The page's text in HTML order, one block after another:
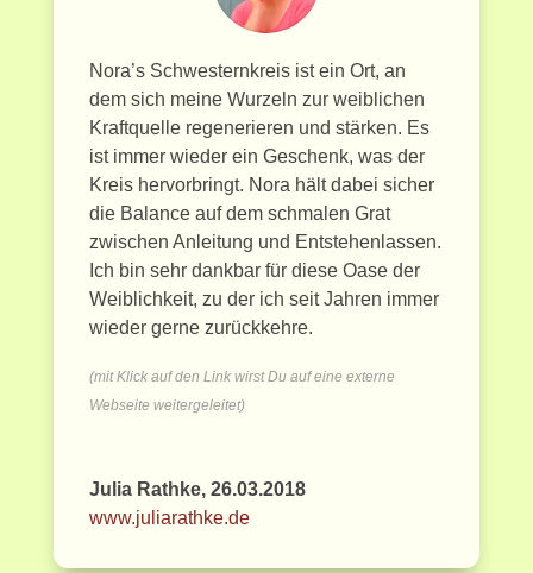
Nora’s Schwesternkreis ist ein Ort, an
dem sich meine Wurzeln zur weiblichen
Kraftquelle regenerieren und stärken. Es
ist immer wieder ein Geschenk, was der
Kreis hervorbringt. Nora hält dabei sicher
die Balance auf dem schmalen Grat
zwischen Anleitung und Entstehenlassen.
Ich bin sehr dankbar für diese Oase der
Weiblichkeit, zu der ich seit Jahren immer
wieder gerne zurückkehre.
(mit Klick auf den Link wirst Du auf eine externe
Webseite weitergeleitet)
Julia Rathke, 26.03.2018
www.juliarathke.de